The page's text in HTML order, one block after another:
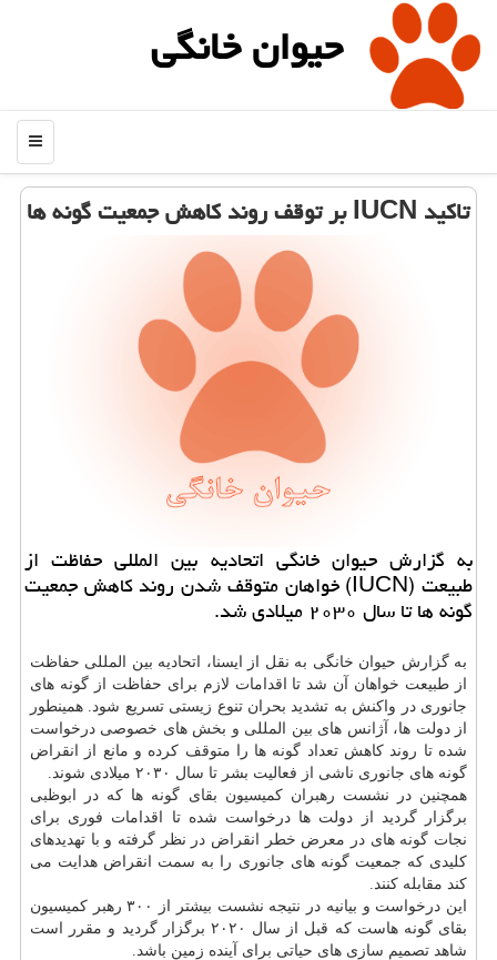
حیوان خانگی
منو
تاكید IUCN بر توقف روند كاهش جمعیت گونه ها
به گزارش حیوان خانگی اتحادیه بین المللی حفاظت از
طبیعت (IUCN) خواهان متوقف شدن روند كاهش جمعیت
گونه ها تا سال ۲۰۳۰ میلادی شد.
به گزارش حیوان خانگی به نقل از ایسنا، اتحادیه بین المللی حفاظت
از طبیعت خواهان آن شد تا اقدامات لازم برای حفاظت از گونه های
جانوری در واكنش به تشدید بحران تنوع زیستی تسریع شود. همینطور
از دولت ها، آژانس های بین المللی و بخش های خصوصی درخواست
شده تا روند كاهش تعداد گونه ها را متوقف كرده و مانع از انقراض
گونه های جانوری ناشی از فعالیت بشر تا سال ۲۰۳۰ میلادی شوند.
همچنین در نشست رهبران كمیسیون بقای گونه ها كه در ابوظبی
برگزار گردید از دولت ها درخواست شده تا اقدامات فوری برای
نجات گونه های در معرض خطر انقراض در نظر گرفته و با تهدیدهای
كلیدی كه جمعیت گونه های جانوری را به سمت انقراض هدایت می
كند مقابله كنند.
این درخواست و بیانیه در نتیجه نشست بیشتر از ۳۰۰ رهبر كمیسیون
بقای گونه هاست كه قبل از سال ۲۰۲۰ برگزار گردید و مقرر است
شاهد تصمیم سازی های حیاتی برای آینده زمین باشد.